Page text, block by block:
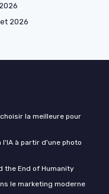
2026
la meilleure pour
à partir d'une photo
the End of Humanity
le marketing moderne